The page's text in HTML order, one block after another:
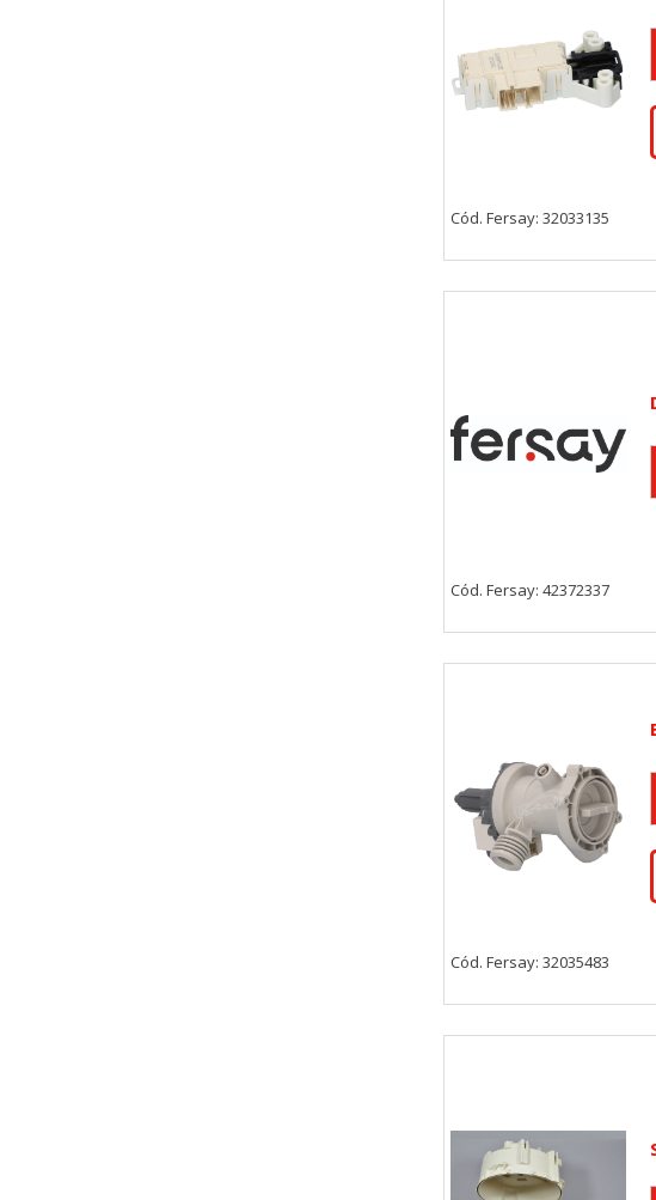
Cód. Fersay: 32033135
Cód. Fersay: 42372337
Cód. Fersay: 32035483
Puedes volver a configurar tus cookies desde la